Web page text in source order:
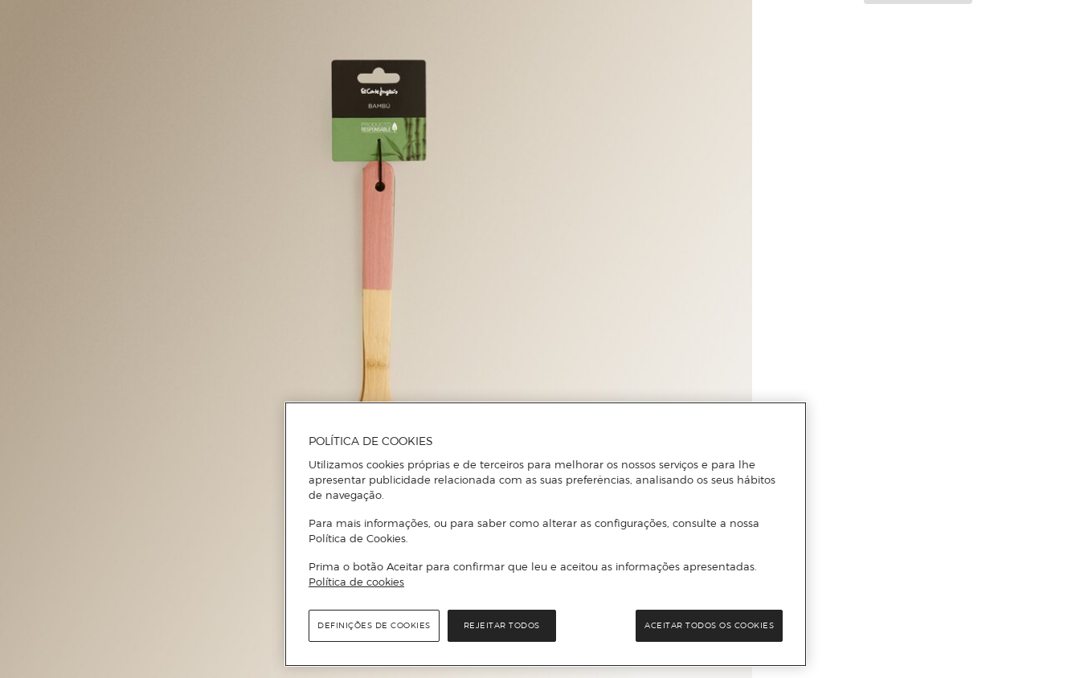
Mais informações
POLÍTICA DE COOKIES
Utilizamos cookies próprias e de terceiros para melhorar os nossos serviços e para lhe
apresentar publicidade relacionada com as suas preferências, analisando os seus hábitos
de navegação.
Para mais informações, ou para saber como alterar as configurações, consulte a nossa
Política de Cookies.
Prima o botão Aceitar para confirmar que leu e aceitou as informações apresentadas.
Política de cookies
REJEITAR TODOS ACEITAR TODOS OS COOKIES
DEFINIÇÕES DE COOKIES